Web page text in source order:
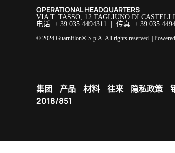
OPERATIONAL HEADQUARTERS
VIA T. TASSO, 12 TAGLIUNO DI
电话: + 39.035.4494311 | 传真: +
© 2024 Guarniflon® S.p.A. All rights reserved. |
集团 产品 材料 往来 隐私政策
2018/851